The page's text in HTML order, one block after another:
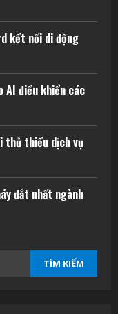
kết nối di động
AI điều khiển các
thủ thiếu dịch vụ
đắt nhất ngành